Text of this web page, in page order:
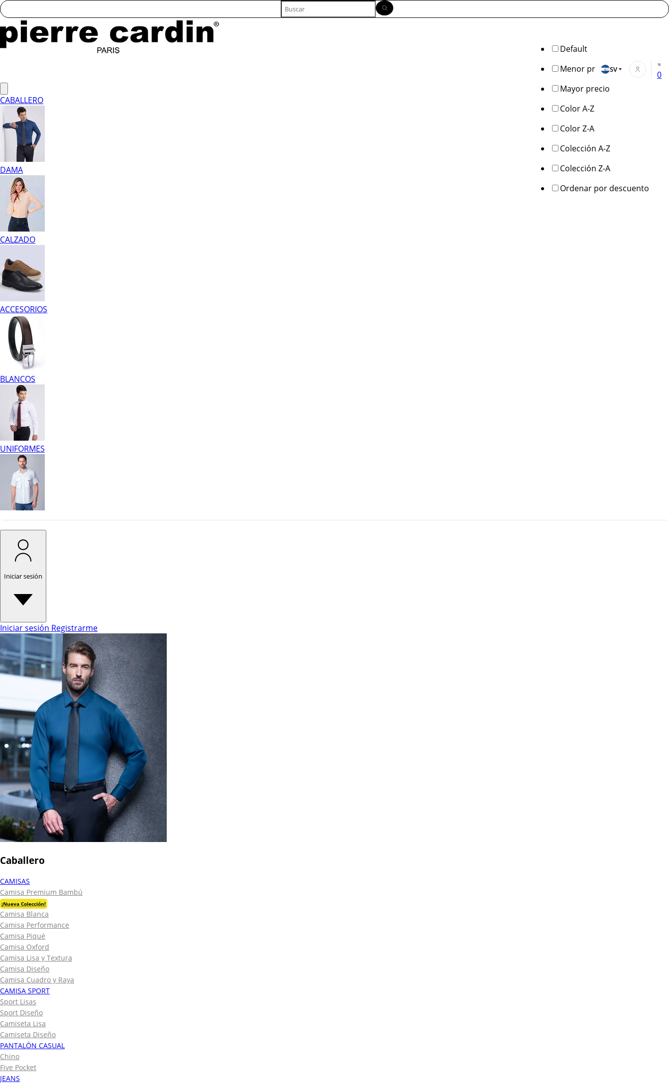
SV
0
CABALLERO
DAMA
CALZADO
ACCESORIOS
BLANCOS
UNIFORMES
Iniciar sesión
Iniciar sesión Registrarme
Caballero
CAMISAS
Camisa Premium Bambú
¡Nueva Colección!
Camisa Blanca
Camisa Performance
Camisa Piqué
Camisa Oxford
Camisa Lisa y Textura
Camisa Diseño
Camisa Cuadro y Raya
CAMISA SPORT
Sport Lisas
Sport Diseño
Camiseta Lisa
Camiseta Diseño
PANTALÓN CASUAL
Chino
Five Pocket
JEANS
Default
Menor precio
Mayor precio
Color A-Z
Color Z-A
Colección A-Z
Colección Z-A
Ordenar por descuento